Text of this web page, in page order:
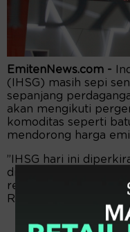
EmitenNews.com -
(IHSG) masih sepi
sepanjang
akan mengikuti
komoditas seperti
mendorong harga
”IHSG hari ini
diperdagangkan pada
resisten 7.020,” tutur
Reliance Sekuritas.